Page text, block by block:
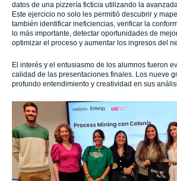
datos de una pizzería ficticia utilizando la
Este ejercicio no solo les permitió descubrir y
también identificar ineficiencias, verificar la
lo más importante, detectar oportunidades de
optimizar el proceso y aumentar los ingresos del
El interés y el entusiasmo de los alumnos fueron
calidad de las presentaciones finales. Los nueve
profundo entendimiento y creatividad en sus